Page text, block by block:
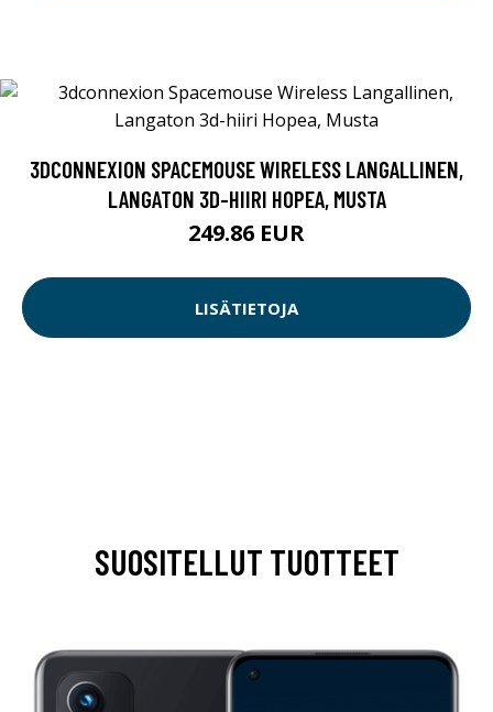
3DCONNEXION SPACEMOUSE WIRELESS LANGALLINEN,
LANGATON 3D-HIIRI HOPEA, MUSTA
249.86 EUR
LISÄTIETOJA
SUOSITELLUT TUOTTEET